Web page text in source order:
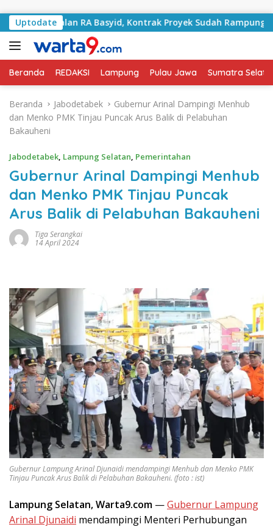
Uptodate
Jalan RA Basyid, Kontrak Proyek Sudah Rampung
Beranda REDAKSI Lampung Pulau Jawa Sumatra
Beranda Jabodetabek
Gubernur Arinal Dampingi Menhub
dan Menko PMK Tinjau Puncak Arus Balik di Pelabuhan
Bakauheni
Jabodetabek, Lampung Selatan, Pemerintahan
Gubernur Arinal Dampingi Menhub
dan Menko PMK Tinjau Puncak
Arus Balik di Pelabuhan Bakauheni
Tiga Serangkai
14 April 2024
Gubernur Lampung Arinal Djunaidi mendampingi Menhub dan Menko PMK
Tinjau Puncak Arus Balik di Pelabuhan Bakauheni. (foto : ist)
Lampung Selatan, Warta9.com —Gubernur Lampung
Arinal Djunaidi mendampingi Menteri Perhubungan